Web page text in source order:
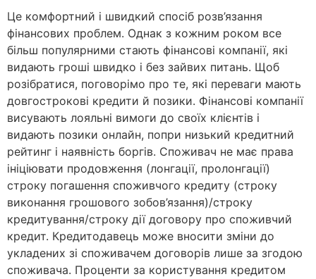
Це комфортний і швидкий спосіб розв’язання
фінансових проблем. Однак з кожним роком все
більш популярними стають фінансові компанії, які
видають гроші швидко і без зайвих питань. Щоб
розібратися, поговорімо про те, які переваги мають
довгострокові кредити й позики. Фінансові компанії
висувають лояльні вимоги до своїх клієнтів і
видають позики онлайн, попри низький кредитний
рейтинг і наявність боргів. Споживач не має права
ініціювати продовження (лонгації, пролонгації)
строку погашення споживчого кредиту (строку
виконання грошового зобов’язання)/строку
кредитування/строку дії договору про споживчий
кредит. Кредитодавець може вносити зміни до
укладених зі споживачем договорів лише за згодою
споживача. Проценти за користування кредитом